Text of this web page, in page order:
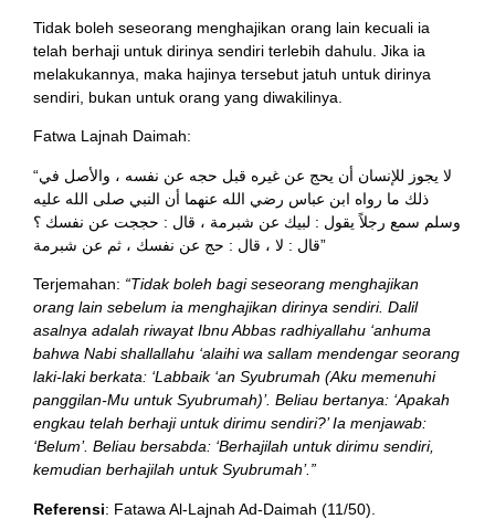
Tidak boleh seseorang menghajikan orang lain kecuali ia
telah berhaji untuk dirinya sendiri terlebih dahulu. Jika ia
melakukannya, maka hajinya tersebut jatuh untuk dirinya
sendiri, bukan untuk orang yang diwakilinya.
Fatwa Lajnah Daimah:
“لا يجوز للإنسان أن يحج عن غيره قبل حجه عن نفسه ، والأصل في
ذلك ما رواه ابن عباس رضي الله عنهما أن النبي صلى الله عليه
وسلم سمع رجلاً يقول : لبيك عن شبرمة ، قال : حججت عن نفسك ؟
قال : لا ، قال : حج عن نفسك ، ثم عن شبرمة”
Terjemahan: “Tidak boleh bagi seseorang menghajikan
orang lain sebelum ia menghajikan dirinya sendiri. Dalil
asalnya adalah riwayat Ibnu Abbas radhiyallahu ‘anhuma
bahwa Nabi shallallahu ‘alaihi wa sallam mendengar seorang
laki-laki berkata: ‘Labbaik ‘an Syubrumah (Aku memenuhi
panggilan-Mu untuk Syubrumah)’. Beliau bertanya: ‘Apakah
engkau telah berhaji untuk dirimu sendiri?’ Ia menjawab:
‘Belum’. Beliau bersabda: ‘Berhajilah untuk dirimu sendiri,
kemudian berhajilah untuk Syubrumah’.”
Referensi: Fatawa Al-Lajnah Ad-Daimah (11/50).